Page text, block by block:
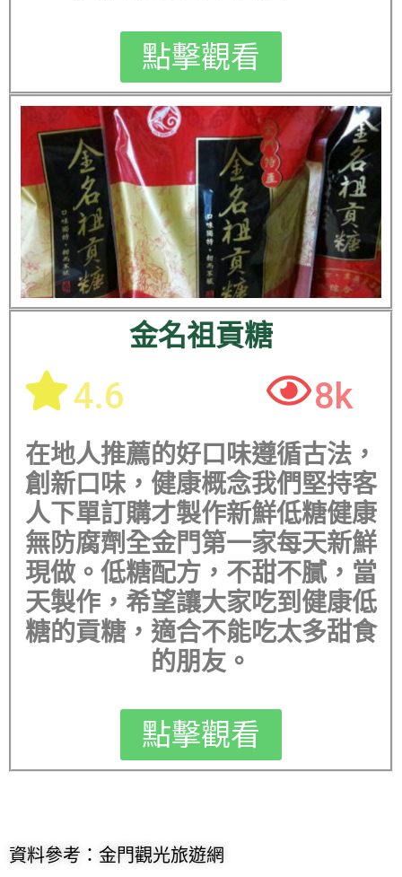
點擊觀看
金名祖貢糖
4.6 8k
在地人推薦的好口味遵循古法，
創新口味，健康概念我們堅持客
人下單訂購才製作新鮮低糖健康
無防腐劑全金門第一家每天新鮮
現做。低糖配方，不甜不膩，當
天製作，希望讓大家吃到健康低
糖的貢糖，適合不能吃太多甜食
的朋友。
點擊觀看
資料參考：金門觀光旅遊網